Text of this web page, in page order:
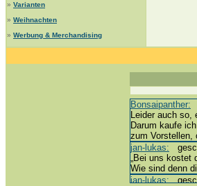
» Varianten
» Weihnachten
» Werbung & Merchandising
Bonsaipanther:
Leider auch so,
Darum kaufe
zum Vorstellen,
jan-lukas:
„Bei uns kostet
Wie sind denn
jan-lukas: